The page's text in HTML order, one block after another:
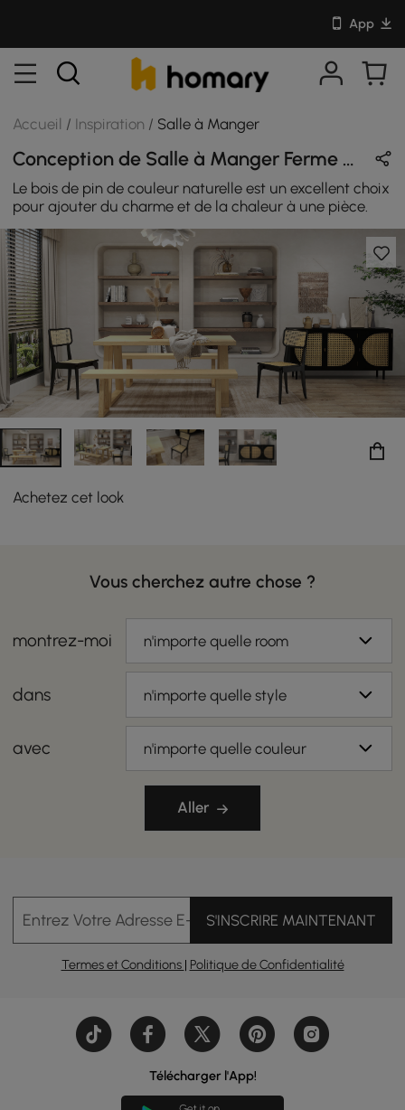
App
Accueil / Inspiration / Salle à Manger
Conception de Salle à Manger Ferme en Naturel & Noir avec En Bois
Le bois de pin de couleur naturelle est un excellent choix
pour ajouter du charme et de la chaleur à une pièce.
Achetez cet look
Vous cherchez autre chose ?
montrez-moi n'importe quelle room
dans n'importe quelle style
avec n'importe quelle couleur
Aller
Entrez Votre Adresse E-mailS'INSCRIRE MAINTENANT
Termes et Conditions | Politique de Confidentialité
Télécharger l'App!